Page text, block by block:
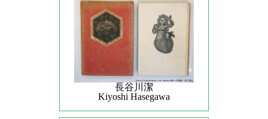
長谷川潔
Kiyoshi Hasegawa